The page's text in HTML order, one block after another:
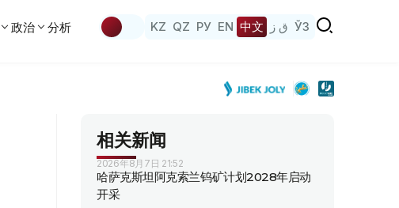
政治 分析 KZ QZ РУ EN 中文 ق ز ЎЗ
相关新闻
2026年8月7日 21:52
哈萨克斯坦阿克索兰钨矿计划2028年启动
开采